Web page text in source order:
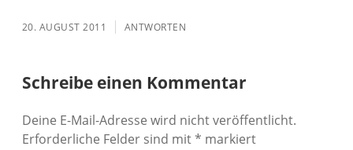
20. AUGUST 2011 ANTWORTEN
Schreibe einen Kommentar
Deine E-Mail-Adresse wird nicht veröffentlicht.
Erforderliche Felder sind mit* markiert